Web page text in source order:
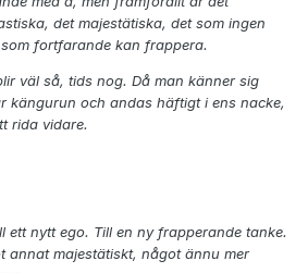
det majestätiska, det som ingen
fortfarande kan frappera.
väl så, tids nog. Då man känner sig
kängurun och andas häftigt i ens nacke,
rida vidare.
ett nytt ego. Till en ny frapperande tanke.
annat majestätiskt, något ännu mer